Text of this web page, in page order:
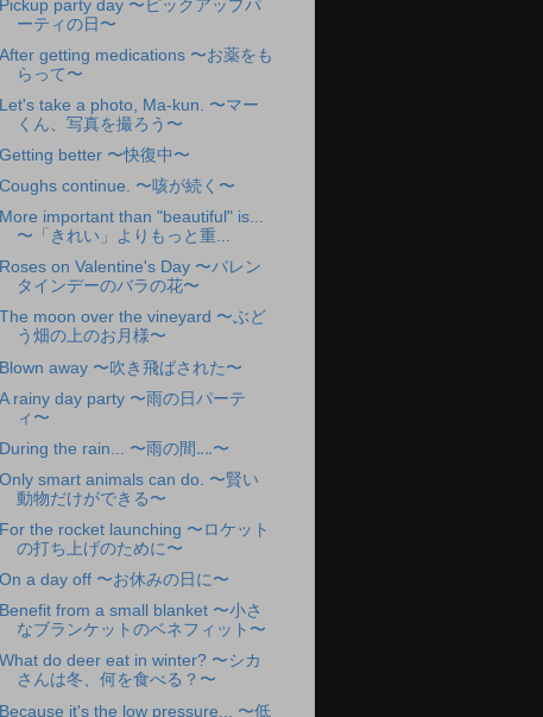
Pickup party day 〜ピックアップパ
ーティの日〜
After getting medications 〜お薬をも
らって〜
Let's take a photo, Ma-kun. 〜マー
くん、写真を撮ろう〜
Getting better 〜快復中〜
Coughs continue. 〜咳が続く〜
More important than "beautiful" is...
〜「きれい」よりもっと重...
Roses on Valentine's Day 〜バレン
タインデーのバラの花〜
The moon over the vineyard 〜ぶど
う畑の上のお月様〜
Blown away 〜吹き飛ばされた〜
A rainy day party 〜雨の日パーテ
ィ〜
During the rain... 〜雨の間‥‥〜
Only smart animals can do. 〜賢い
動物だけができる〜
For the rocket launching 〜ロケット
の打ち上げのために〜
On a day off 〜お休みの日に〜
Benefit from a small blanket 〜小さ
なブランケットのベネフィット〜
What do deer eat in winter? 〜シカ
さんは冬、何を食べる？〜
Because it's the low pressure... 〜低